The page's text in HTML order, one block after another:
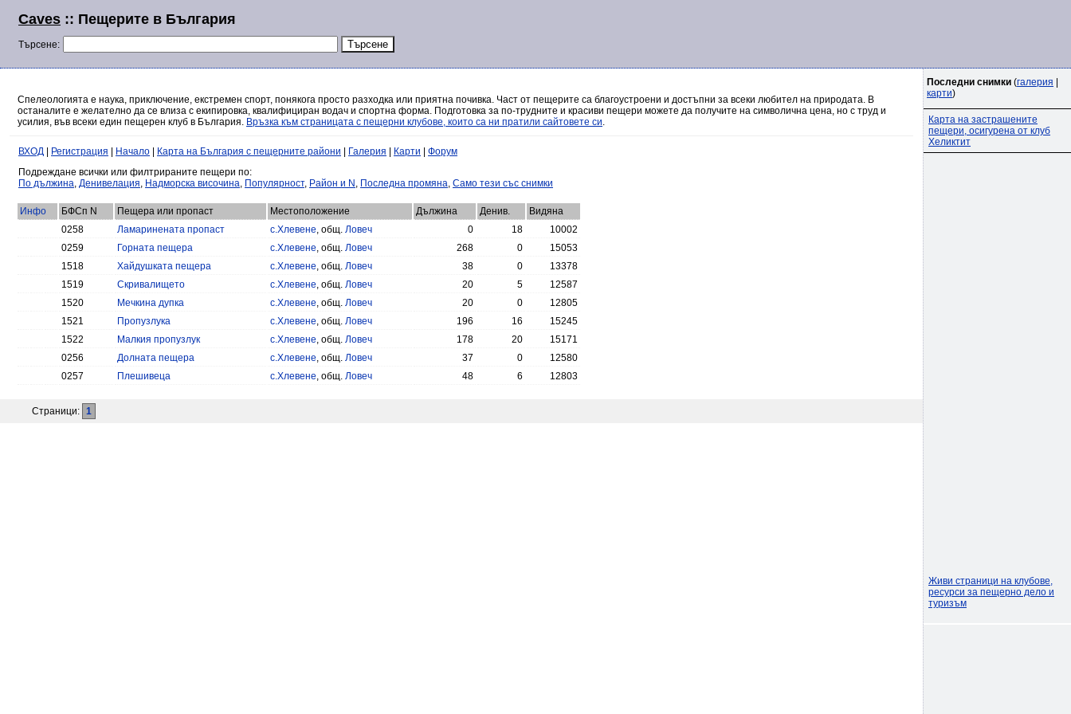
Caves :: Пещерите в България
Търсене:
Спелеологията е наука, приключение, екстремен спорт, понякога просто разходка или приятна почивка. Част от пещерите са благоустроени и достъпни за всеки любител на природата. В
останалите е желателно да се влиза с екипировка, квалифициран водач и спортна форма. Подготовка за по-трудните и красиви пещери можете да получите на символична цена, но с труд и
усилия, във всеки един пещерен клуб в България. Връзка към страницата с пещерни клубове, които са ни пратили сайтовете си.
ВХОД Регистрация Начало Карта на България с пещерните райони Галерия Карти
Форум
Подреждане всички или филтрираните пещери по:
По дължина, Денивелация, Надморска височина, Популярност, Район и N , Последна промяна, Само тези със снимки
Инфо БФСп N Пещера или пропаст Местоположение Дължина Денив.
Видяна
0258
Ламаринената пропаст с.Хлевене, общ. Ловеч 0 18
10002
0259
Горната пещера с.Хлевене, общ. Ловеч 268 0
15053
1518
Хайдушката пещера с.Хлевене, общ. Ловеч 38 0
13378
1519
Скривалището с.Хлевене, общ. Ловеч 20 5
12587
1520
Мечкина дупка с.Хлевене, общ. Ловеч 20 0
12805
1521
Пропузлука с.Хлевене, общ. Ловеч 196 16
15245
1522
Малкия пропузлук с.Хлевене, общ. Ловеч 178 20
15171
0256
Долната пещера с.Хлевене, общ. Ловеч 37 0
12580
0257
Плешивеца с.Хлевене, общ. Ловеч 48 6 12803
Страници: 1
Последни снимки (галерия
карти)
Карта на застрашените
пещери, осигурена от клуб
Хеликтит
Живи страници на клубове,
ресурси за пещерно дело и
туризъм